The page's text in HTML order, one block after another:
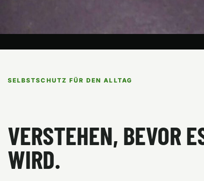
SELBSTSCHUTZ FÜR DEN ALLTAG
VERSTEHEN, BEVOR
WIRD.